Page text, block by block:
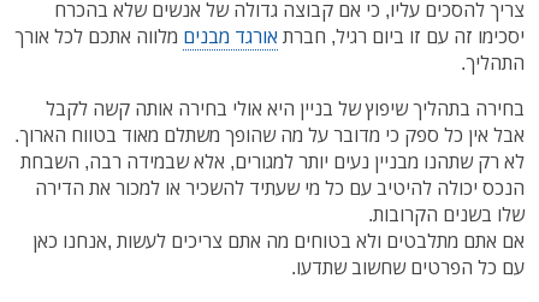
צריך להסכים עליו, כי אם קבוצה גדולה של אנשים שלא בהכרח
יסכימו זה עם זו ביום רגיל, חברת אורגד מבנים מלווה אתכם לכל אורך
התהליך.
בחירה בתהליך שיפוץ של בניין היא אולי בחירה אותה קשה לקבל
אבל אין כל ספק כי מדובר על מה שהופך משתלם מאוד בטווח הארוך.
לא רק שתהנו מבניין נעים יותר למגורים, אלא שבמידה רבה, השבחת
הנכס יכולה להיטיב עם כל מי שעתיד להשכיר או למכור את הדירה
שלו בשנים הקרובות.
אם אתם מתלבטים ולא בטוחים מה אתם צריכים לעשות ,אנחנו כאן
עם כל הפרטים שחשוב שתדעו.